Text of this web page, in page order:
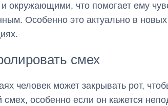
окружающими, что помогает ему
Особенно это актуально в
смех
человек может закрывать рот,
смех, особенно если он кажется